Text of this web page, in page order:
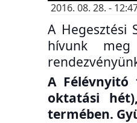
2016. 08. 28. -
A Hegesztési
hívunk
A Félévnyitó
oktatási
termében.